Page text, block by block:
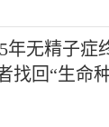
年无精子症
找回“生命